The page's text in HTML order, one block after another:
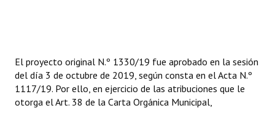
El proyecto original N.º 1330/19 fue aprobado en la sesión
del día 3 de octubre de 2019, según consta en el Acta N.º
1117/19. Por ello, en ejercicio de las atribuciones que le
otorga el Art. 38 de la Carta Orgánica Municipal,